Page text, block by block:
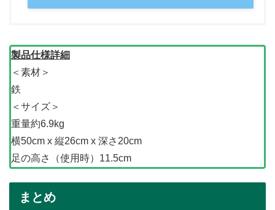
製品仕様詳細
＜素材＞
鉄
＜サイズ＞
重量約6.9kg
横50cm x 縦26cm x 深さ20cm
足の高さ（使用時）11.5cm
まとめ